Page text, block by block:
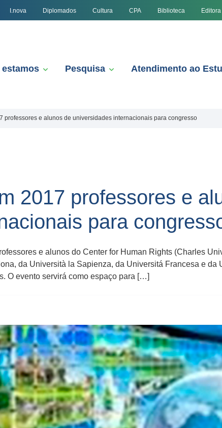
I.nova Diplomados Cultura CPA Biblioteca Editora
estamos Pesquisa Atendimento ao
professores e alunos de universidades internacionais para congresso
2017 professores e
para
e alunos do Center for Human Rights (Charles
da Università la Sapienza, da Universitá Francesa e da
O evento servirá como espaço para […]